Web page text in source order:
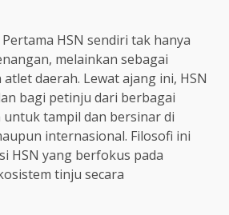
HSN sendiri tak hanya
melainkan sebagai
daerah. Lewat ajang ini, HSN
bagi petinju dari berbagai
tampil dan bersinar di
internasional. Filosofi ini
HSN yang berfokus pada
tinju secara